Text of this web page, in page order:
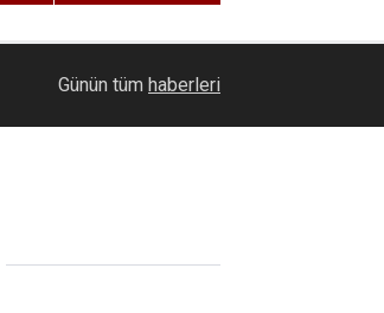
Kütahya İl Emniyet Müdürü Osman Elbir’den 4
Günün tüm haberleri